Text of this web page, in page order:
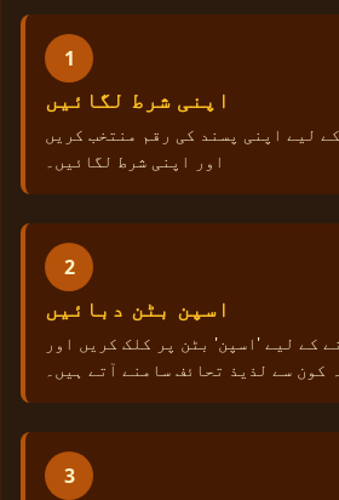
1
اپنی شرط لگائیں
لیے اپنی پسند کی رقم منتخب کریں
اور اپنی شرط لگائیں۔
2
اسپن بٹن دبائیں
کے لیے 'اسپن' بٹن پر کلک کریں اور
کون سے لذیذ تحائف سامنے آتے ہیں۔
3